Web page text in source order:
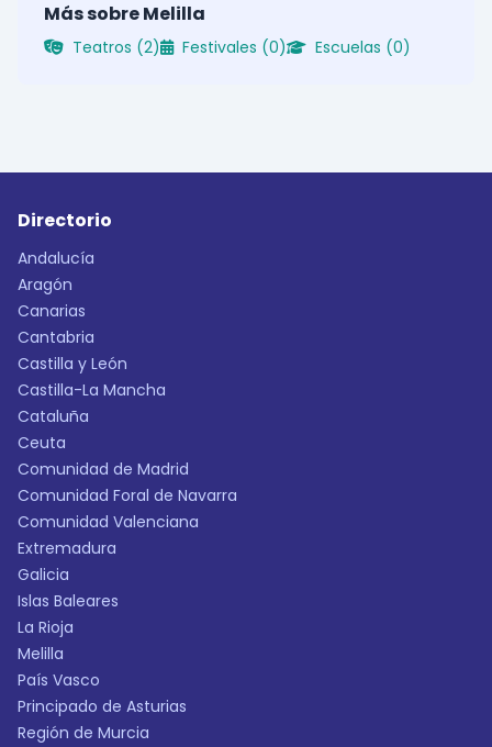
Más sobre Melilla
Teatros (2) Festivales (0) Escuelas (0)
Directorio
Andalucía
Aragón
Canarias
Cantabria
Castilla y León
Castilla-La Mancha
Cataluña
Ceuta
Comunidad de Madrid
Comunidad Foral de Navarra
Comunidad Valenciana
Extremadura
Galicia
Islas Baleares
La Rioja
Melilla
País Vasco
Principado de Asturias
Región de Murcia